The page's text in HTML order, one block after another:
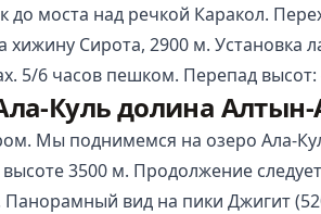
до моста над речкой Каракол.
Сирота, 2900 м. Установка
5/6 часов пешком. Перепад высот:
Куль долина
Мы поднимемся на озеро Ала-
3500 м. Продолжение
Панорамный вид на пики Джигит